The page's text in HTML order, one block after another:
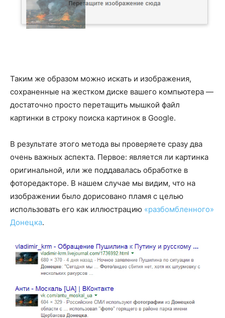
Таким же образом можно искать и изображения,
сохраненные на жестком диске вашего компьютера —
достаточно просто перетащить мышкой файл
картинки в строку поиска картинок в Google.
В результате этого метода вы проверяете сразу два
очень важных аспекта. Первое: является ли картинка
оригинальной, или же поддавалась обработке в
фоторедакторе. В нашем случае мы видим, что на
изображении было дорисовано пламя с целью
использовать его как иллюстрацию «разбомбленного»
Донецка.